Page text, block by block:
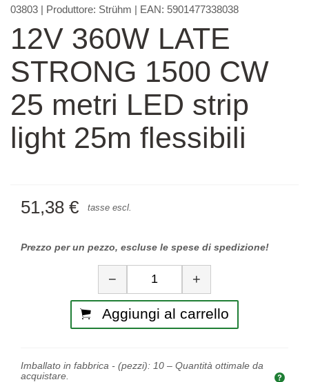
03803 | Produttore: Strühm | EAN: 5901477338038
12V 360W LATE
STRONG 1500 CW
25 metri LED strip
light 25m flessibili
51,38 € tasse escl.
Prezzo per un pezzo, escluse le spese di spedizione!
Quantità
− +
Aggiungi al carrello
Imballato in fabbrica - (pezzi): 10 – Quantità ottimale da
acquistare.